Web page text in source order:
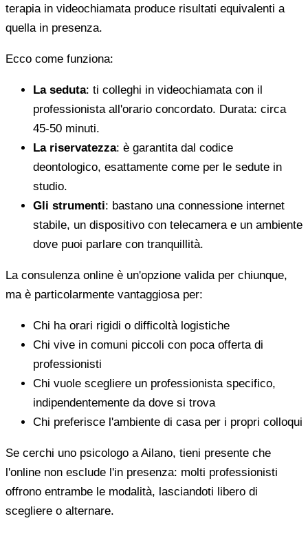
terapia in videochiamata produce risultati equivalenti a
quella in presenza.
Ecco come funziona:
La seduta: ti colleghi in videochiamata con il
professionista all'orario concordato. Durata: circa
45-50 minuti.
La riservatezza: è garantita dal codice
deontologico, esattamente come per le sedute in
studio.
Gli strumenti: bastano una connessione internet
stabile, un dispositivo con telecamera e un ambiente
dove puoi parlare con tranquillità.
La consulenza online è un'opzione valida per chiunque,
ma è particolarmente vantaggiosa per:
Chi ha orari rigidi o difficoltà logistiche
Chi vive in comuni piccoli con poca offerta di
professionisti
Chi vuole scegliere un professionista specifico,
indipendentemente da dove si trova
Chi preferisce l'ambiente di casa per i propri colloqui
Se cerchi uno psicologo a Ailano, tieni presente che
l'online non esclude l'in presenza: molti professionisti
offrono entrambe le modalità, lasciandoti libero di
scegliere o alternare.